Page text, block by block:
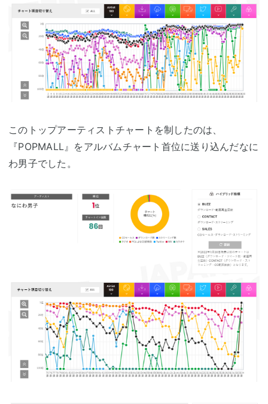
このトップアーティストチャートを制したのは、
『POPMALL』をアルバムチャート首位に送り込んだなに
わ男子でした。